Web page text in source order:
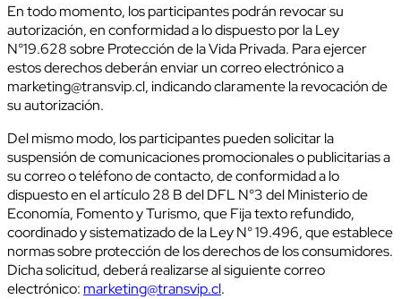
En todo momento, los participantes podrán revocar su
autorización, en conformidad a lo dispuesto por la Ley
N°19.628 sobre Protección de la Vida Privada. Para ejercer
estos derechos deberán enviar un correo electrónico a
marketing@transvip.cl, indicando claramente la revocación de
su autorización.
Del mismo modo, los participantes pueden solicitar la
suspensión de comunicaciones promocionales o publicitarias a
su correo o teléfono de contacto, de conformidad a lo
dispuesto en el artículo 28 B del DFL N°3 del Ministerio de
Economía, Fomento y Turismo, que Fija texto refundido,
coordinado y sistematizado de la Ley N° 19.496, que establece
normas sobre protección de los derechos de los consumidores.
Dicha solicitud, deberá realizarse al siguiente correo
electrónico: marketing@transvip.cl.